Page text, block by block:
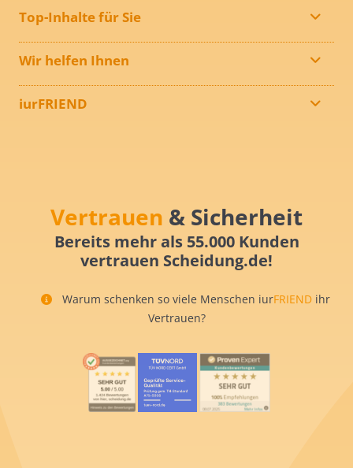
Top-Inhalte für Sie
Wir helfen Ihnen
iurFRIEND
Vertrauen & Sicherheit
Bereits mehr als 55.000 Kunden
vertrauen Scheidung.de!
Warum schenken so viele Menschen iurFRIEND ihr
Vertrauen?